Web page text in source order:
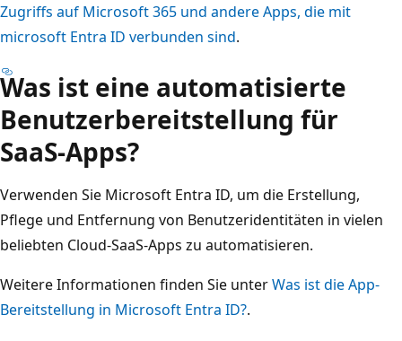
Zugriffs auf Microsoft 365 und andere Apps, die mit
microsoft Entra ID verbunden sind.
Was ist eine automatisierte
Benutzerbereitstellung für
SaaS-Apps?
Verwenden Sie Microsoft Entra ID, um die Erstellung,
Pflege und Entfernung von Benutzeridentitäten in vielen
beliebten Cloud-SaaS-Apps zu automatisieren.
Weitere Informationen finden Sie unterWas ist die App-
Bereitstellung in Microsoft Entra ID?.